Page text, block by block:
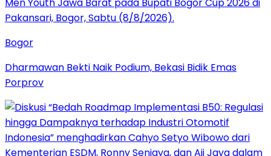
Bogor
Dharmawan Bekti Naik Podium, Bekasi Bidik Emas
Porprov